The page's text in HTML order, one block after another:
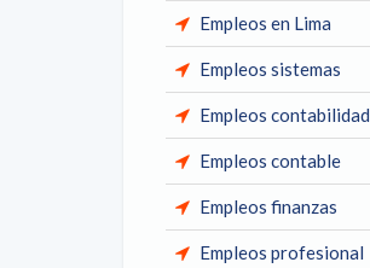
Empleos en Lima
Empleos sistemas
Empleos contabilidad
Empleos contable
Empleos finanzas
Empleos profesional